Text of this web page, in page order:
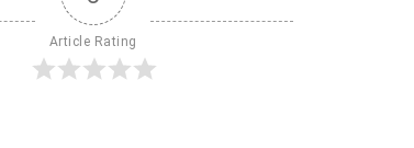
Article Rating